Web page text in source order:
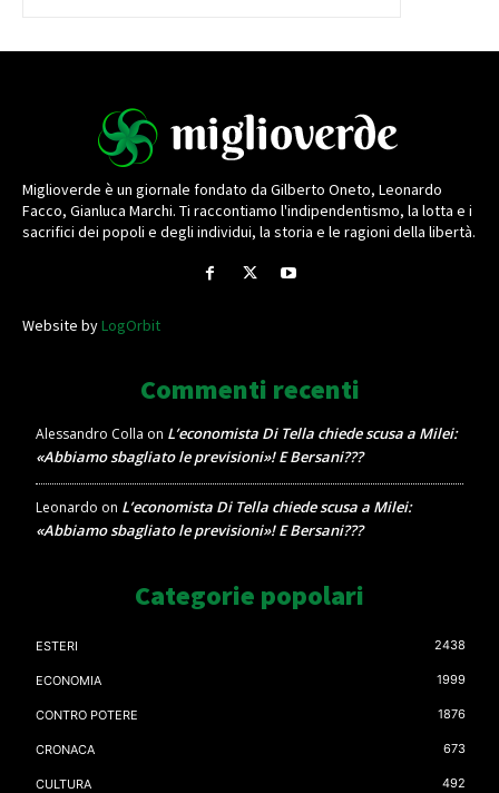
Miglioverde è un giornale fondato da Gilberto Oneto, Leonardo
Facco, Gianluca Marchi. Ti raccontiamo l'indipendentismo, la lotta e i
sacrifici dei popoli e degli individui, la storia e le ragioni della libertà.
Website byLogOrbit
Commenti recenti
Alessandro Colla on L’economista Di Tella chiede scusa a Milei:
«Abbiamo sbagliato le previsioni»! E Bersani???
Leonardo on L’economista Di Tella chiede scusa a Milei:
«Abbiamo sbagliato le previsioni»! E Bersani???
Categorie popolari
ESTERI 2438
ECONOMIA 1999
CONTRO POTERE 1876
CRONACA 673
CULTURA 492